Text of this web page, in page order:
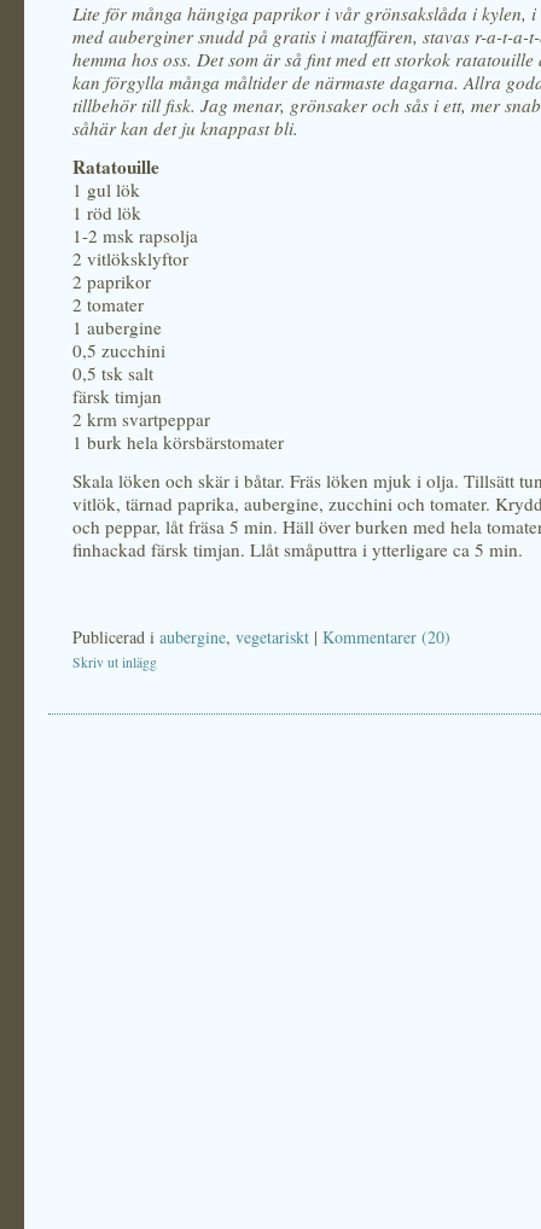
Lite för många hängiga paprikor i vår grönsakslåda i kylen,
med auberginer snudd på gratis i mataffären, stavas r-a-t-a-
hemma hos oss. Det som är så fint med ett storkok
kan förgylla många måltider de närmaste dagarna. Allra
tillbehör till fisk. Jag menar, grönsaker och sås i ett, mer
såhär kan det ju knappast bli.
Ratatouille
1 gul lök
1 röd lök
1-2 msk rapsolja
2 vitlöksklyftor
2 paprikor
2 tomater
1 aubergine
0,5 zucchini
0,5 tsk salt
färsk timjan
2 krm svartpeppar
1 burk hela körsbärstomater
Skala löken och skär i båtar. Fräs löken mjuk i olja. Tillsätt
vitlök, tärnad paprika, aubergine, zucchini och tomater.
och peppar, låt fräsa 5 min. Häll över burken med hela
finhackad färsk timjan. Llåt småputtra i ytterligare ca 5 min.
Publicerad i aubergine, vegetariskt | Kommentarer (20)
Skriv ut inlägg